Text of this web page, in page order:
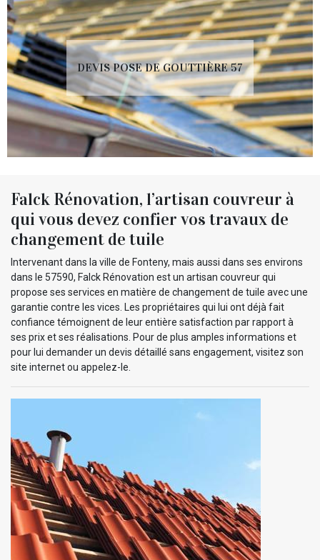
DEVIS POSE DE GOUTTIÈRE 57
Falck Rénovation, l’artisan couvreur à
qui vous devez confier vos travaux de
changement de tuile
Intervenant dans la ville de Fonteny, mais aussi dans ses environs
dans le 57590, Falck Rénovation est un artisan couvreur qui
propose ses services en matière de changement de tuile avec une
garantie contre les vices. Les propriétaires qui lui ont déjà fait
confiance témoignent de leur entière satisfaction par rapport à
ses prix et ses réalisations. Pour de plus amples informations et
pour lui demander un devis détaillé sans engagement, visitez son
site internet ou appelez-le.